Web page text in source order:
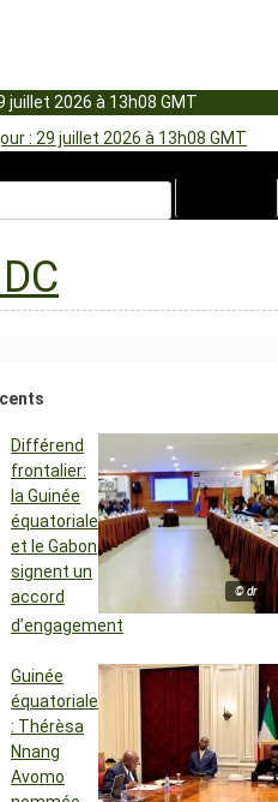
: 29 juillet 2026 à 13h08 GMT
juillet 2026 à 13h08 GMT
© dr
Différend
frontalier:
la Guinée
équatoriale
et le Gabon
signent un
accord
d’engagement
Guinée
équatoriale
: Thérèsa
Nnang
Avomo